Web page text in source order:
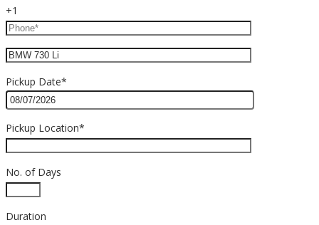
+1
Pickup Date*
Pickup Location*
No. of Days
Duration